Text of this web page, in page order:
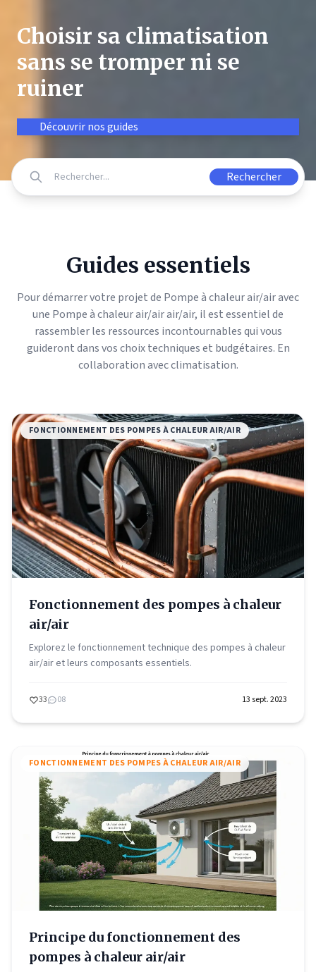
Choisir sa climatisation
sans se tromper ni se
ruiner
Découvrir nos guides
Rechercher
Guides essentiels
Pour démarrer votre projet de Pompe à chaleur air/air avec
une Pompe à chaleur air/air air/air, il est essentiel de
rassembler les ressources incontournables qui vous
guideront dans vos choix techniques et budgétaires. En
collaboration avecclimatisation.
FONCTIONNEMENT DES POMPES À CHALEUR AIR/AIR
Fonctionnement des pompes à chaleur
air/air
Explorez le fonctionnement technique des pompes à chaleur
air/air et leurs composants essentiels.
33 08 13 sept. 2023
FONCTIONNEMENT DES POMPES À CHALEUR AIR/AIR
Principe du fonctionnement des
pompes à chaleur air/air